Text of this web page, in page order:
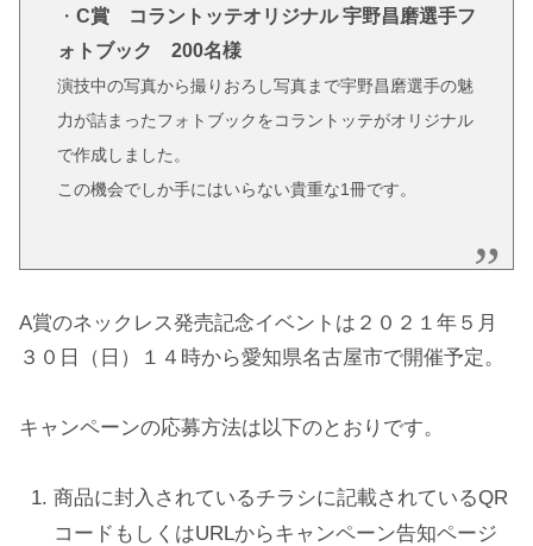
・ C賞 コラントッテオリジナル 宇野昌磨選手フ
ォトブック 200名様
演技中の写真から撮りおろし写真まで宇野昌磨選手の魅
力が詰まったフォトブックをコラントッテがオリジナル
で作成しました。
この機会でしか手にはいらない貴重な1冊です。
A賞のネックレス発売記念イベントは２０２１年５月
３０日（日）１４時から愛知県名古屋市で開催予定。
キャンペーンの応募方法は以下のとおりです。
商品に封入されているチラシに記載されているQR
コードもしくはURLからキャンペーン告知ページ